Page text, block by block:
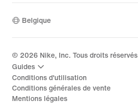
Belgique
© 2026 Nike, Inc. Tous droits réservés
Guides
Conditions d'utilisation
Conditions générales de vente
Mentions légales